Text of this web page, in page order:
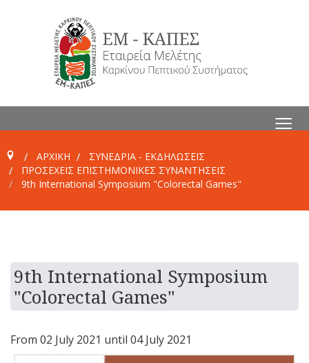
≡
ΑΡΧΙΚΗ
ΣΥΝΕΔΡΙΑ - ΕΚΔΗΛΩΣΕΙΣ
ΠΡΟΣΕΧΕΊΣ ΕΠΙΣΤΗΜΟΝΙΚΈΣ ΣΥΝΑΝΤΉΣΕΙΣ
9th International Symposium "Colorectal Games"
9th International Symposium
"Colorectal Games"
From 02 July 2021 until 04 July 2021